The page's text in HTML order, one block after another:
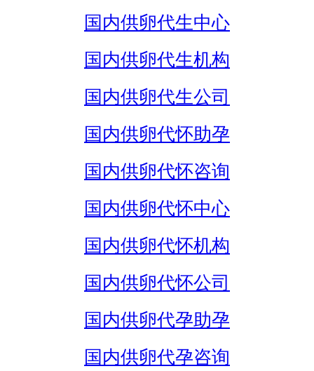
国内供卵代生中心
国内供卵代生机构
国内供卵代生公司
国内供卵代怀助孕
国内供卵代怀咨询
国内供卵代怀中心
国内供卵代怀机构
国内供卵代怀公司
国内供卵代孕助孕
国内供卵代孕咨询